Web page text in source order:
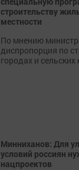
строительству
местности
По мнению
диспропорция по
городах и
Минниханов: Для
условий россиян
нацпроектов